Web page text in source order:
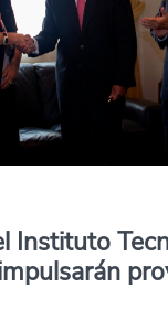
Instituto